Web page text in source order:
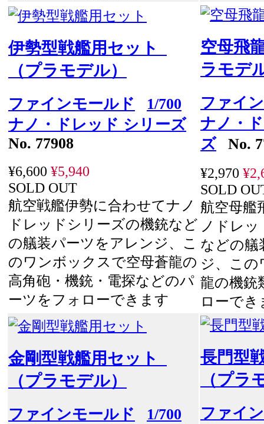
伊勢型戦艦用セット
（プラモデル）
ファインモールド
1/700
ナノ・ドレッド シリーズ
No. 77908
¥6,600 ¥5,940
SOLD OUT
航空戦艦伊勢に合わせてナノ
ドレッドシリーズの機銃など
の艤装パーツをアレンジ、こ
のワンボックスで空母蒼龍の
高角砲・機銃・電探などのパ
ーツをフォローできます
空母飛
ラモデ
ファイ
ナノ・
ズNo.
¥2,970
SOLD
航空母艦
ノドレ
などの艤
ジ、この
龍の機銃
ローでき
金剛型戦艦用セット
（プラモデル）
ファインモールド
1/700
長門型
（プラ
ファイ